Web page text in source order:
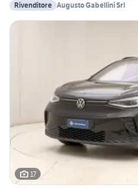
Rivenditore Augusto Gabellini Srl
17